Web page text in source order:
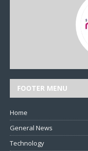
FOOTER MENU
Home
General News
Technology